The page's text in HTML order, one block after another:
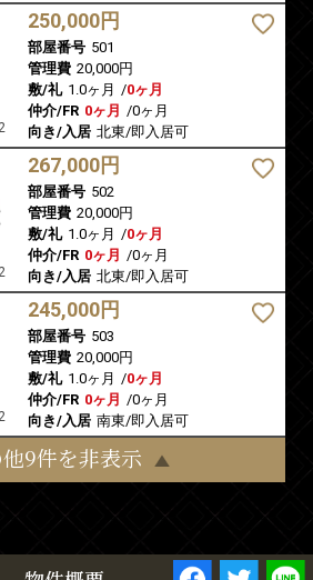
250,000円
部屋番号 501
管理費 20,000円
敷/礼 1.0ヶ月 /0ヶ月
仲介/FR 0ヶ月 /0ヶ月
向き/入居 北東/即入居可
267,000円
部屋番号 502
管理費 20,000円
敷/礼 1.0ヶ月 /0ヶ月
仲介/FR 0ヶ月 /0ヶ月
向き/入居 北東/即入居可
245,000円
部屋番号 503
管理費 20,000円
敷/礼 1.0ヶ月 /0ヶ月
仲介/FR 0ヶ月 /0ヶ月
向き/入居 南東/即入居可
9件を非表示